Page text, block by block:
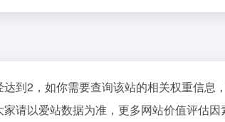
到2，如你需要查询该站的相关权重信息
请以爱站数据为准，更多网站价值评估